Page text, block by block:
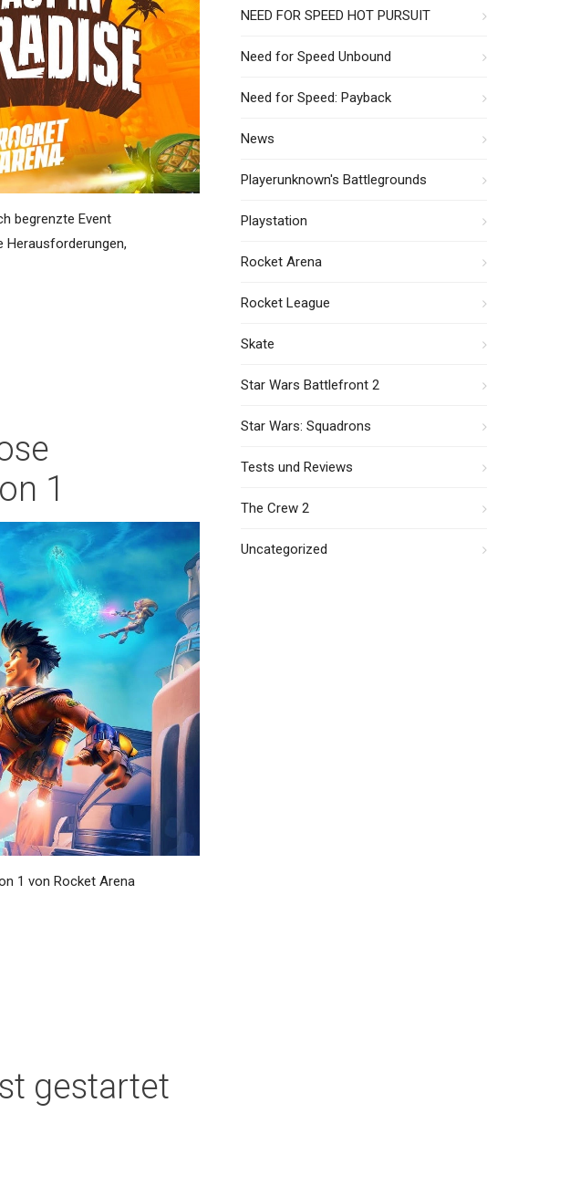
begrenzte Event
Herausforderungen,
1
1 von Rocket Arena
gestartet
NEED FOR SPEED HOT PURSUIT
Need for Speed Unbound
Need for Speed: Payback
News
Playerunknown's Battlegrounds
Playstation
Rocket Arena
Rocket League
Skate
Star Wars Battlefront 2
Star Wars: Squadrons
Tests und Reviews
The Crew 2
Uncategorized